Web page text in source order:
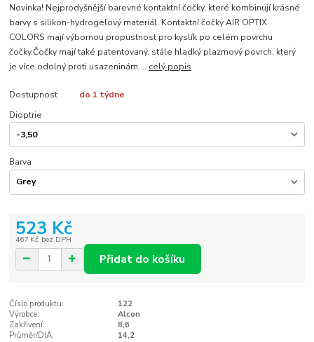
Novinka! Nejprodyšnější barevné kontaktní čočky, které kombinují krásné
barvy s silikon-hydrogelový materiál. Kontaktní čočky AIR OPTIX
COLORS mají výbornou propustnost pro kyslík po celém povrchu
čočky.Čočky mají také patentovaný, stále hladký plazmový povrch, který
je více odolný proti usazeninám.... celý popis
Dostupnost
do 1 týdne
Dioptrie
Barva
523 Kč
467 Kč bez DPH
Přidat do košíku
Číslo produktu:
122
Výrobce:
Alcon
Zakřivení:
8,6
Průměr/DIA:
14,2